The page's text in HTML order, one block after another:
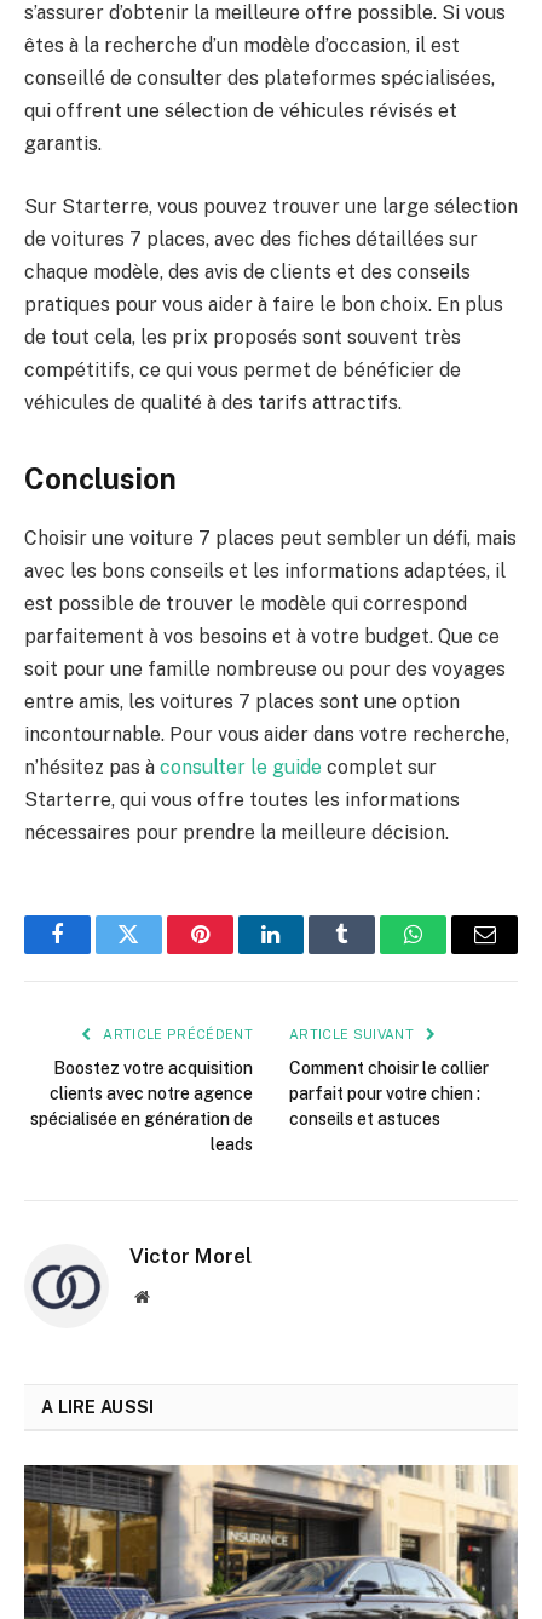
s’assurer d’obtenir la meilleure offre possible. Si vous
êtes à la recherche d’un modèle d’occasion, il est
conseillé de consulter des plateformes spécialisées,
qui offrent une sélection de véhicules révisés et
garantis.
Sur Starterre, vous pouvez trouver une large sélection
de voitures 7 places, avec des fiches détaillées sur
chaque modèle, des avis de clients et des conseils
pratiques pour vous aider à faire le bon choix. En plus
de tout cela, les prix proposés sont souvent très
compétitifs, ce qui vous permet de bénéficier de
véhicules de qualité à des tarifs attractifs.
Conclusion
Choisir une voiture 7 places peut sembler un défi, mais
avec les bons conseils et les informations adaptées, il
est possible de trouver le modèle qui correspond
parfaitement à vos besoins et à votre budget. Que ce
soit pour une famille nombreuse ou pour des voyages
entre amis, les voitures 7 places sont une option
incontournable. Pour vous aider dans votre recherche,
n’hésitez pas à consulter le guide complet sur
Starterre, qui vous offre toutes les informations
nécessaires pour prendre la meilleure décision.
FacebookTwitter PinterestLinkedInTumblr WhatsApp
E-
ARTICLE PRÉCÉDENT
Boostez votre acquisition
clients avec notre agence
spécialisée en génération de
leads
ARTICLE SUIVANT
Comment choisir le collier
parfait pour votre chien :
conseils et astuces
Victor Morel
Site
A LIRE AUSSI